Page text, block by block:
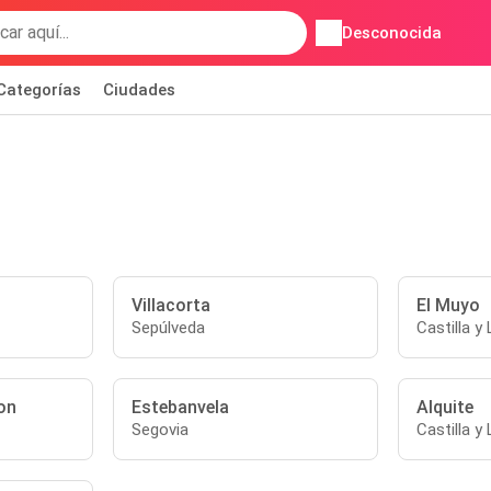
Desconocida
Ciudades
Villacorta
Sepúlveda
El Muyo
Castilla y
Estebanvela
Segovia
Alquite
Castilla y